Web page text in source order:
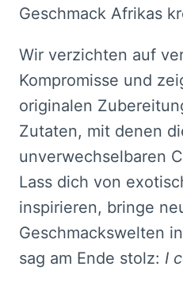
Geschmack Afrikas
Wir verzichten auf
Kompromisse und
originalen
Zutaten, mit denen
unverwechselbaren
Lass dich von
inspirieren, bringe
Geschmackswelten
sag am Ende stolz: I